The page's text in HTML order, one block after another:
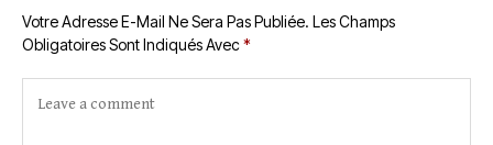
Votre Adresse E-Mail Ne Sera Pas Publiée. Les Champs
Obligatoires Sont Indiqués Avec*